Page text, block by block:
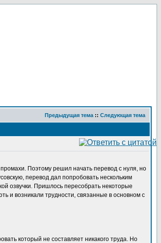
Предыдущая тема :: Следующая тема
Поэтому решил начать перевод с нуля, но
перевод дал попробовать нескольким
озвучки. Пришлось пересобрать некоторые
и возникали трудности, связанные в основном с
который не составляет никакого труда. Но